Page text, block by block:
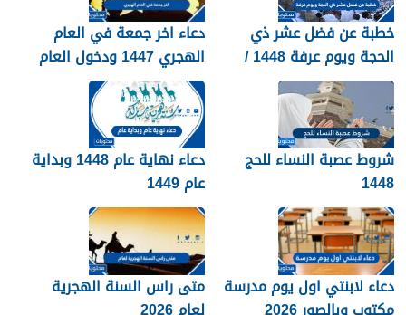
خطبة عن فضل عشر ذي
الحجة ويوم عرفة 1448 /
2026
دعاء اخر جمعة في العام
الهجري 1447 ودخول العام
الجديد 1448
شروط عصبة النساء للحج
1448
دعاء نهاية عام 1448 وبداية
عام 1449
دعاء لابنتي اول يوم مدرسة
متى راس السنة الهجرية